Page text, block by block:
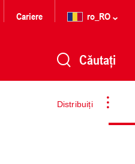
Cariere ro_RO
Căutați
Distribuiți